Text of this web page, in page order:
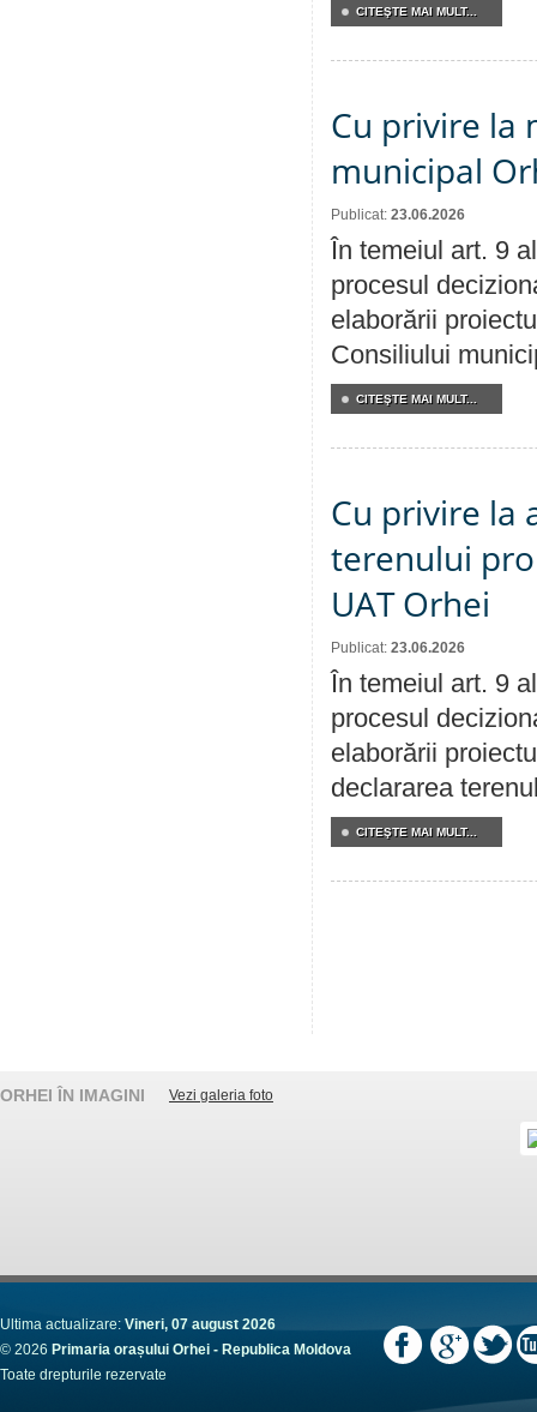
CITEŞTE MAI MULT...
Cu privire la
municipal
Publicat: 23.06.2026
În temeiul art. 9
procesul
elaborării
Consiliului
CITEŞTE MAI MULT...
Cu privire la
terenului
UAT Orhei
Publicat: 23.06.2026
În temeiul art. 9
procesul
elaborării
declararea
CITEŞTE MAI MULT...
ORHEI ÎN IMAGINI Vezi galeria foto
Ultima actualizare: Vineri, 07 august 2026
© 2026 Primaria orașului Orhei - Republica Moldova
Toate drepturile rezervate